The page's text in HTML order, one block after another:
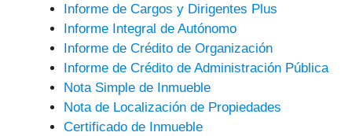
Informe de Cargos y Dirigentes Plus
Informe Integral de Autónomo
Informe de Crédito de Organización
Informe de Crédito de Administración Pública
Nota Simple de Inmueble
Nota de Localización de Propiedades
Certificado de Inmueble